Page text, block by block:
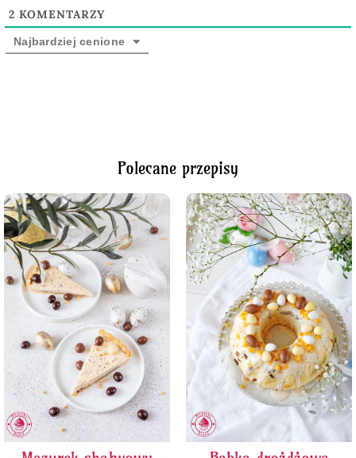
2 KOMENTARZY
Najbardziej cenione
Polecane przepisy